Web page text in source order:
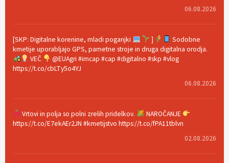
06.08.2026
[SKP: Digitalne korenine, mladi poganjki ]
Sodobne
kmetije uporabljajo GPS, pametne stroje in druga digitalna orodja.
VEČ
@EUAgri #imcap #cap #digitalno #skp #vlog
https://t.co/cbLTy5o4YJ
06.08.2026
Vrtovi in polja so polni zrelih pridelkov.
NAROČANJE
https://t.co/E7ekAEr2JN #kmetijstvo https://t.co/fPA11tblvn
02.08.2026